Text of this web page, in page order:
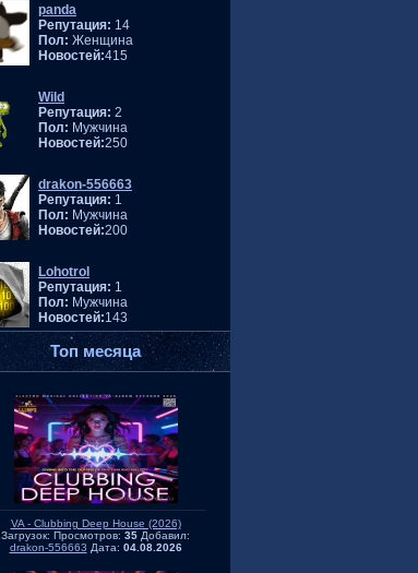
panda
Репутация: 14
Пол: Женщина
Новостей:415
Wild
Репутация: 2
Пол: Мужчина
Новостей:250
drakon-556663
Репутация: 1
Пол: Мужчина
Новостей:200
Lohotrol
Репутация: 1
Пол: Мужчина
Новостей:143
Топ месяца
VA - Clubbing Deep House (2026)
Загрузок: Просмотров: 35 Добавил:
drakon-556663 Дата: 04.08.2026